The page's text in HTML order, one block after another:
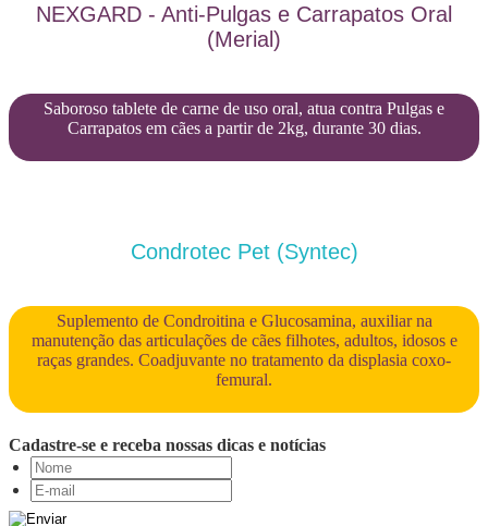
NEXGARD - Anti-Pulgas e Carrapatos Oral
(Merial)
Saboroso tablete de carne de uso oral, atua contra Pulgas e
Carrapatos em cães a partir de 2kg, durante 30 dias.
Condrotec Pet (Syntec)
Suplemento de Condroitina e Glucosamina, auxiliar na
manutenção das articulações de cães filhotes, adultos, idosos e
raças grandes. Coadjuvante no tratamento da displasia coxo-
femural.
Cadastre-se e receba nossas dicas e notícias